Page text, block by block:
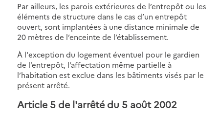
Par ailleurs, les parois extérieures de l’entrepôt ou les
éléments de structure dans le cas d’un entrepôt
ouvert, sont implantées à une distance minimale de
20 mètres de l’enceinte de l’établissement.
À l'exception du logement éventuel pour le gardien
de l’entrepôt, l’affectation même partielle à
l’habitation est exclue dans les bâtiments visés par le
présent arrêté.
Article 5 de l'arrêté du 5 août 2002